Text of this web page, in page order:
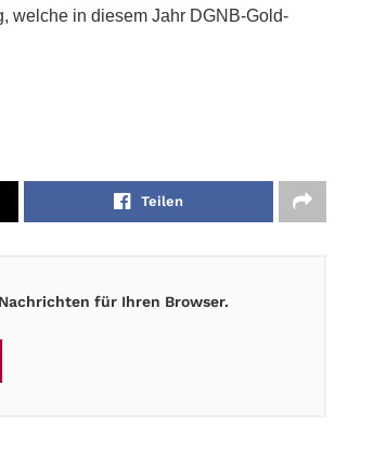
welche in diesem Jahr DGNB-Gold-
Teilen
für Ihren Browser.